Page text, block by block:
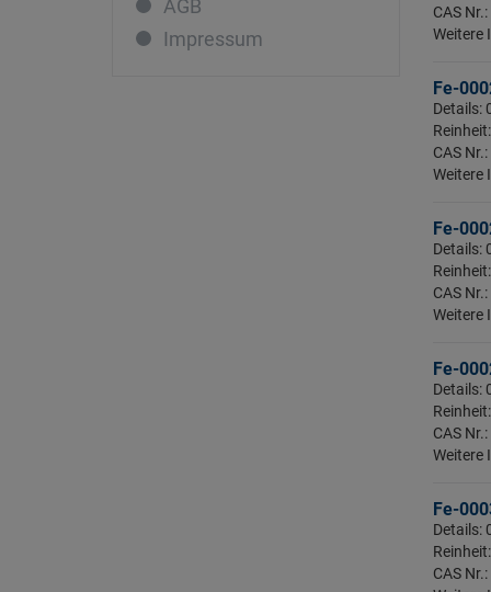
Lanthan
Lutetium
AGB
Impressum
CAS
Weitere
Fe-
Details:
Reinheit:
CAS Nr.:
Weitere
Fe-
Details:
Reinheit:
CAS Nr.:
Weitere
Fe-
Details:
Reinheit:
CAS Nr.:
Weitere
Fe-
Details:
CAS